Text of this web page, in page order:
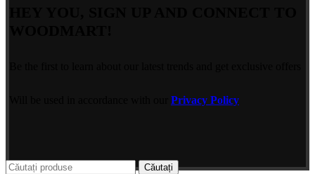
Privacy Policy
Căutați